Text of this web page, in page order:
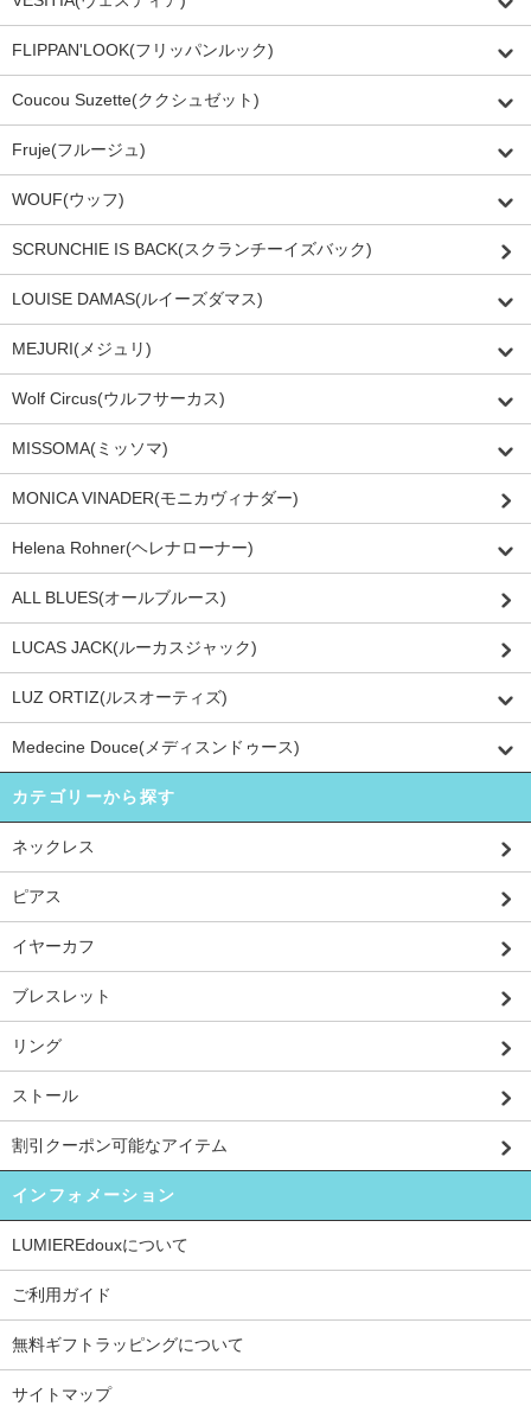
FLIPPAN'LOOK(フリッパンルック)
Coucou Suzette(ククシュゼット)
Fruje(フルージュ)
WOUF(ウッフ)
SCRUNCHIE IS BACK(スクランチーイズバック)
LOUISE DAMAS(ルイーズダマス)
MEJURI(メジュリ)
Wolf Circus(ウルフサーカス)
MISSOMA(ミッソマ)
MONICA VINADER(モニカヴィナダー)
Helena Rohner(ヘレナローナー)
ALL BLUES(オールブルース)
LUCAS JACK(ルーカスジャック)
LUZ ORTIZ(ルスオーティズ)
Medecine Douce(メディスンドゥース)
カテゴリーから探す
ネックレス
ピアス
イヤーカフ
ブレスレット
リング
ストール
割引クーポン可能なアイテム
インフォメーション
LUMIEREdouxについて
ご利用ガイド
無料ギフトラッピングについて
サイトマップ